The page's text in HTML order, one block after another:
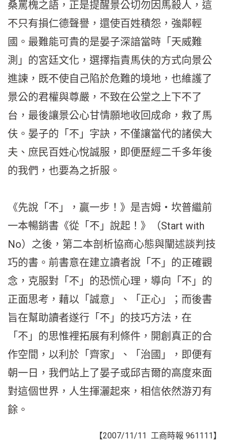
桑罵槐之語，正是提醒景公切勿因馬殺人，這
不只有損仁德聲譽，還使百姓積怨，強鄰輕
國。最難能可貴的是晏子深諳當時「天威難
測」的宮廷文化，選擇指責馬伕的方式向景公
進諫，既不使自己陷於危難的境地，也維護了
景公的君權與尊嚴，不致在公堂之上下不了
台，最後讓景公心甘情願地收回成命，救了馬
伕。晏子的「不」字訣，不僅讓當代的諸侯大
夫、庶民百姓心悅誠服，即便歷經二千多年後
的我們，也要為之折服。
《先說「不」，贏一步！》是吉姆‧坎普繼前
一本暢銷書《從「不」說起！》（Start with
No）之後，第二本剖析協商心態與闡述談判技
巧的書。前書意在建立讀者說「不」的正確觀
念，克服對「不」的恐慌心理，導向「不」的
正面思考，藉以「誠意」、「正心」；而後書
旨在幫助讀者遂行「不」的技巧方法，在
「不」的思惟裡拓展有利條件，開創真正的合
作空間，以利於「齊家」、「治國」，即便有
朝一日，我們站上了晏子或邱吉爾的高度來面
對這個世界，人生揮灑起來，相信依然游刃有
餘。
【2007/11/11 工商時報 961111】